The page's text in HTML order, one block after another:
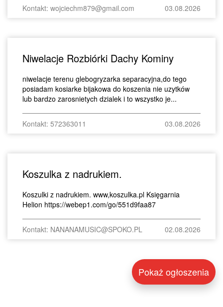
Kontakt: wojciechm879@gmail.com 03.08.2026
Niwelacje Rozbiórki Dachy Kominy
niwelacje terenu glebogryzarka separacyjna,do tego
posiadam kosiarke bijakowa do koszenia nie uzytków
lub bardzo zarosnietych dzialek i to wszystko je...
Kontakt: 572363011 03.08.2026
Koszulka z nadrukiem.
Koszulki z nadrukiem. www,koszulka.pl Księgarnia
Helion https://webep1.com/go/551d9faa87
Kontakt: NANANAMUSIC@SPOKO.PL 02.08.2026
Pokaż ogłoszenia